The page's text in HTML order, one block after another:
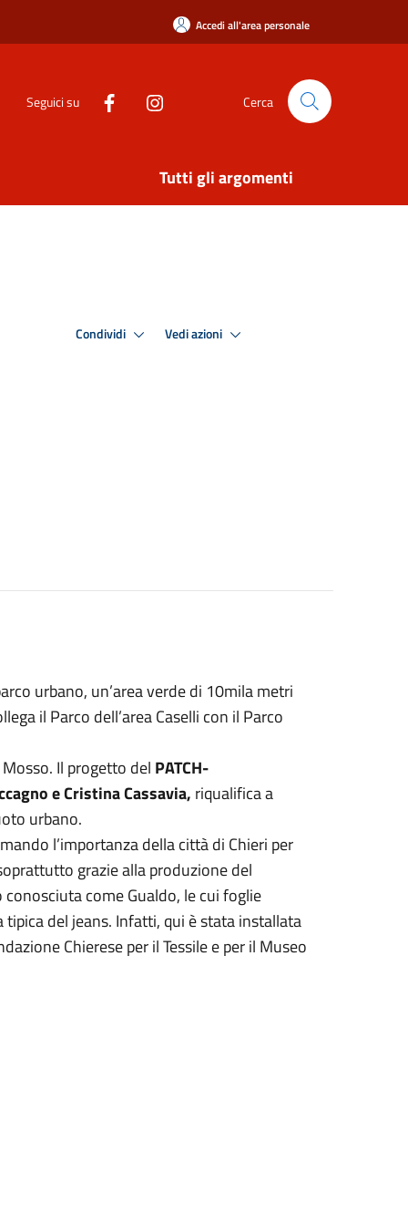
Accedi all'area personale
Seguici su Cerca
Tutti gli argomenti
Condividi Vedi azioni
urbano, un’area verde di 10mila metri
il Parco dell’area Caselli con il Parco
Il progetto del PATCH-
e Cristina Cassavia, riqualifica a
urbano.
l’importanza della città di Chieri per
grazie alla produzione del
come Gualdo, le cui foglie
del jeans. Infatti, qui è stata installata
Chierese per il Tessile e per il Museo